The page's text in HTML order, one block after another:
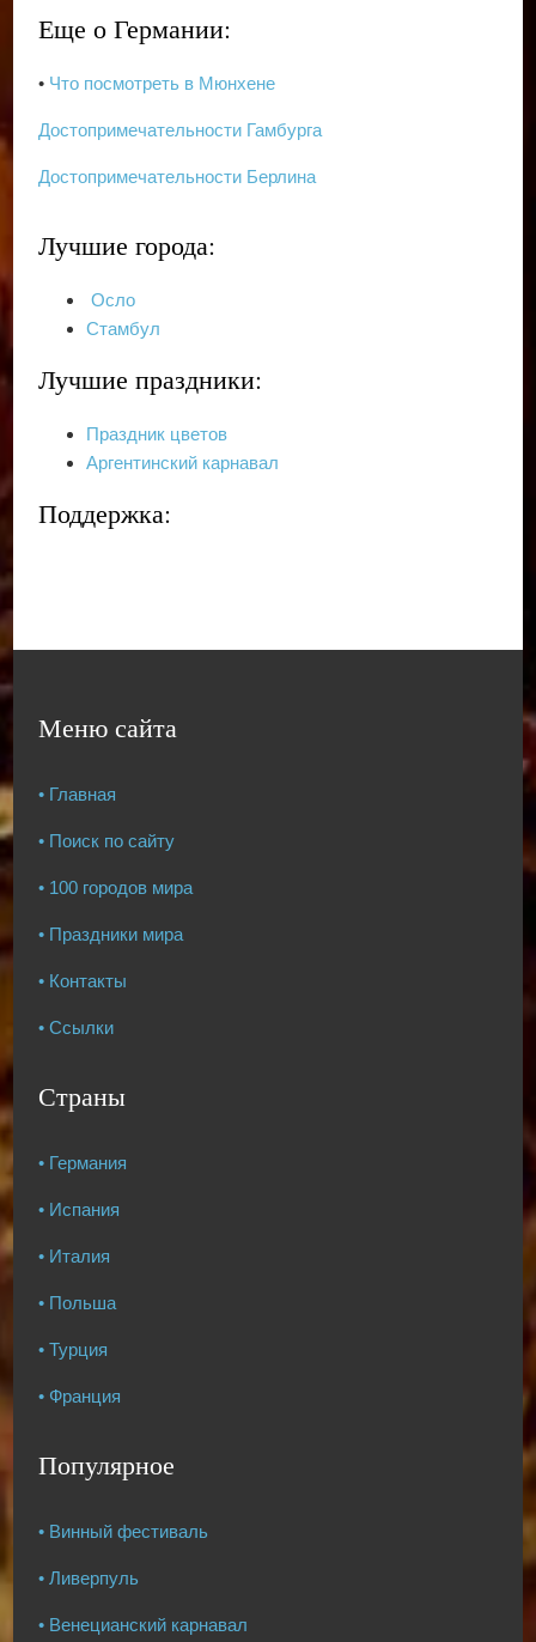
Еще о Германии:
• Что посмотреть в Мюнхене
Достопримечательности Гамбурга
Достопримечательности Берлина
Лучшие города:
Осло
Стамбул
Лучшие праздники:
Праздник цветов
Аргентинский карнавал
Поддержка:
Меню сайта
• Главная
• Поиск по сайту
• 100 городов мира
• Праздники мира
• Контакты
• Ссылки
Страны
• Германия
• Испания
• Италия
• Польша
• Турция
• Франция
Популярное
• Винный фестиваль
• Ливерпуль
• Венецианский карнавал